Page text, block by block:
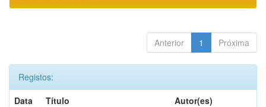
Anterior 1 Próxima
Registos:
Data
Título
Autor(es)